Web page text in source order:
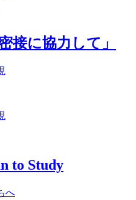
接に協力して」
to Study
へ